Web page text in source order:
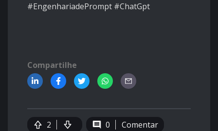
#EngenhariadePrompt #ChatGpt
Compartilhe
2 0 Comentar